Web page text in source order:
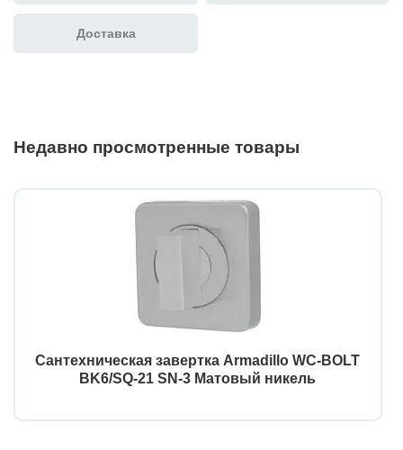
Доставка
Недавно просмотренные товары
Сантехническая завертка Armadillo WC-BOLT
BK6/SQ-21 SN-3 Матовый никель